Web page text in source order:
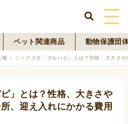
HOME
News
ペット関連商品 動物保護団
種 ミックス犬「マルパピ」とは？性格、大きさ
」とは？性格、大きさや
、迎え入れにかかる費用